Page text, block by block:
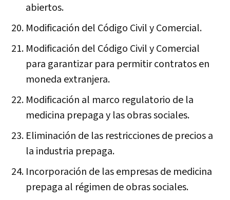
abiertos.
Modificación del Código Civil y Comercial.
Modificación del Código Civil y Comercial
para garantizar para permitir contratos en
moneda extranjera.
Modificación al marco regulatorio de la
medicina prepaga y las obras sociales.
Eliminación de las restricciones de precios a
la industria prepaga.
Incorporación de las empresas de medicina
prepaga al régimen de obras sociales.